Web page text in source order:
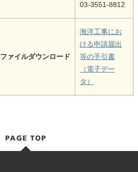
03-3551-8812
ファイルダウンロード
海洋工事にお
ける申請届出
等の手引書
（電子デー
タ）